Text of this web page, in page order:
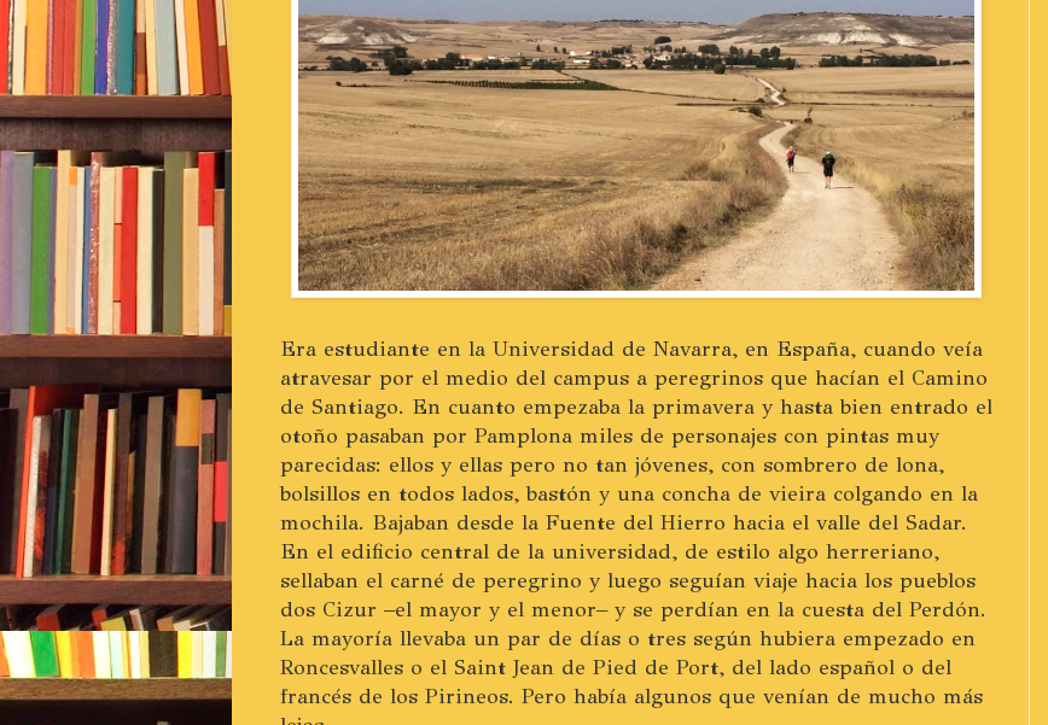
Era estudiante en la Universidad de Navarra, en España, cuando veía
atravesar por el medio del campus a peregrinos que hacían el Camino
de Santiago. En cuanto empezaba la primavera y hasta bien entrado el
otoño pasaban por Pamplona miles de personajes con pintas muy
parecidas: ellos y ellas pero no tan jóvenes, con sombrero de lona,
bolsillos en todos lados, bastón y una concha de vieira colgando en la
mochila. Bajaban desde la Fuente del Hierro hacia el valle del Sadar.
En el edificio central de la universidad, de estilo algo herreriano,
sellaban el carné de peregrino y luego seguían viaje hacia los pueblos
dos Cizur –el mayor y el menor– y se perdían en la cuesta del Perdón.
La mayoría llevaba un par de días o tres según hubiera empezado en
Roncesvalles o el Saint Jean de Pied de Port, del lado español o del
francés de los Pirineos. Pero había algunos que venían de mucho más